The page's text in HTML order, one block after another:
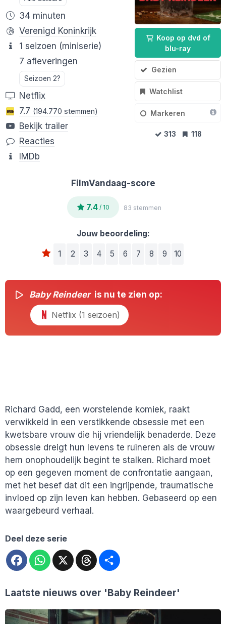
Koop op dvd of
blu-ray
Gezien
Watchlist
Markeren
313 118
34 minuten
Verenigd Koninkrijk
1 seizoen (miniserie)
7 afleveringen
Seizoen 2?
Netflix
7.7 (194.770 stemmen)
Bekijk trailer
Reacties
IMDb
FilmVandaag-score
7.4 / 10 83 stemmen
Jouw beoordeling:
1 2 3 4 5 6 7 8 9 10
Baby Reindeer is nu te zien op:
Netflix (1 seizoen)
Richard Gadd, een worstelende komiek, raakt
verwikkeld in een verstikkende obsessie met een
kwetsbare vrouw die hij vriendelijk benaderde. Deze
obsessie dreigt hun levens te ruïneren als de vrouw
hem onophoudelijk begint te stalken. Richard moet
op een gegeven moment de confrontatie aangaan,
met het besef dat dit een ingrijpende, traumatische
invloed op zijn leven kan hebben. Gebaseerd op een
waargebeurd verhaal.
Deel deze serie
FacebookWhatsApp
X Threads
Laatste nieuws over 'Baby Reindeer'